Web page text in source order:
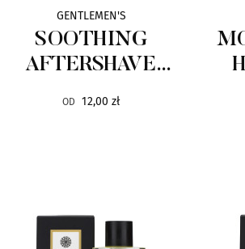
GENTLEMEN'S
SOOTHING
AFTERSHAVE
BALSAM
OD 12,00 zł